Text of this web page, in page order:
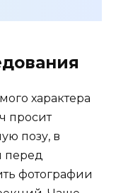
характера
просит
позу, в
перед
фотографии